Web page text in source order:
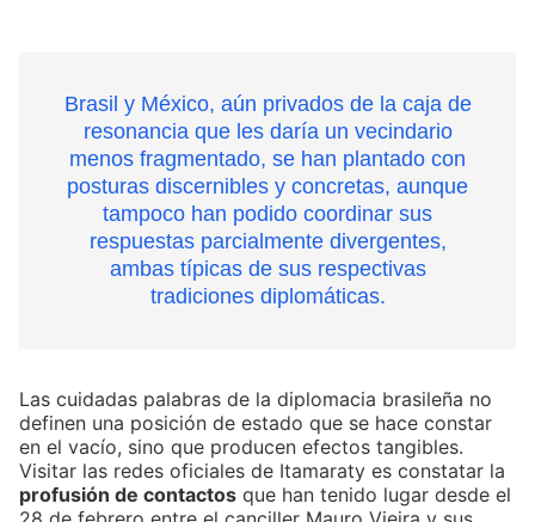
Brasil y México, aún privados de la caja de
resonancia que les daría un vecindario
menos fragmentado, se han plantado con
posturas discernibles y concretas, aunque
tampoco han podido coordinar sus
respuestas parcialmente divergentes,
ambas típicas de sus respectivas
tradiciones diplomáticas.
Las cuidadas palabras de la diplomacia brasileña no
definen una posición de estado que se hace constar
en el vacío, sino que producen efectos tangibles.
Visitar las redes oficiales de Itamaraty es constatar la
profusión de contactos que han tenido lugar desde el